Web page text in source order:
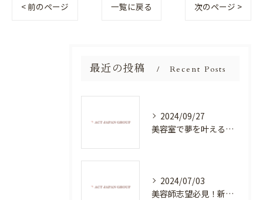
< 前のページ 一覧に戻る 次のページ >
最近の投稿 Recent Posts
2024/09/27
美容室で夢を叶える！自分を磨く新たなチャンス
2024/07/03
美容師志望必見！新たな価値を創造する美容室でハイレベルな技術を学べる環境